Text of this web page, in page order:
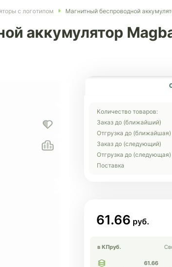
с логотипом Магнитный беспроводной
аккумулятор
Количество товаров:
Заказ до (ближайший)
Отгрузка до (ближайшая)
Заказ до (следующий)
Отгрузка до (следующая)
Поставка
61.66
в КПруб.
61.66